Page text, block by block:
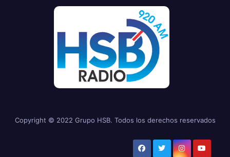
Copyright © 2022 Grupo HSB. Todos los derechos reservados